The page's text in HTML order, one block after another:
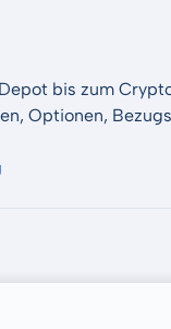
bis zum
Optionen,